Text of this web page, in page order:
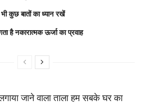
कुछ बातों का ध्यान रखें
है नकारात्मक ऊर्जा का प्रवाह
जाने वाला ताला हम सबके घर का